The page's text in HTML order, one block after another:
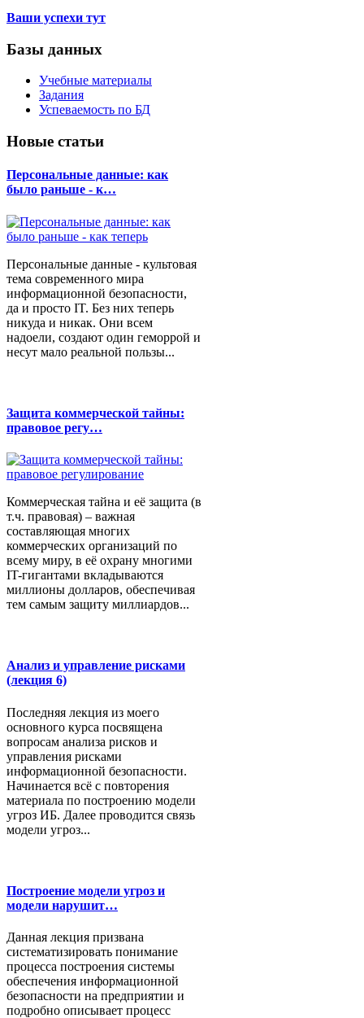
Ваши успехи тут
Базы данных
Учебные материалы
Задания
Успеваемость по БД
Новые статьи
Персональные данные: как
было раньше - к…
Персональные данные - культовая
тема современного мира
информационной безопасности,
да и просто IT. Без них теперь
никуда и никак. Они всем
надоели, создают один геморрой и
несут мало реальной пользы...
Защита коммерческой тайны:
правовое регу…
Коммерческая тайна и её защита (в
т.ч. правовая) – важная
составляющая многих
коммерческих организаций по
всему миру, в её охрану многими
IT-гигантами вкладываются
миллионы долларов, обеспечивая
тем самым защиту миллиардов...
Анализ и управление рисками
(лекция 6)
Последняя лекция из моего
основного курса посвящена
вопросам анализа рисков и
управления рисками
информационной безопасности.
Начинается всё с повторения
материала по построению модели
угроз ИБ. Далее проводится связь
модели угроз...
Построение модели угроз и
модели нарушит…
Данная лекция призвана
систематизировать понимание
процесса построения системы
обеспечения информационной
безопасности на предприятии и
подробно описывает процесс